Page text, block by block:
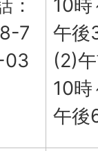
：
7
03
10時
午後
(2)
10時
午後